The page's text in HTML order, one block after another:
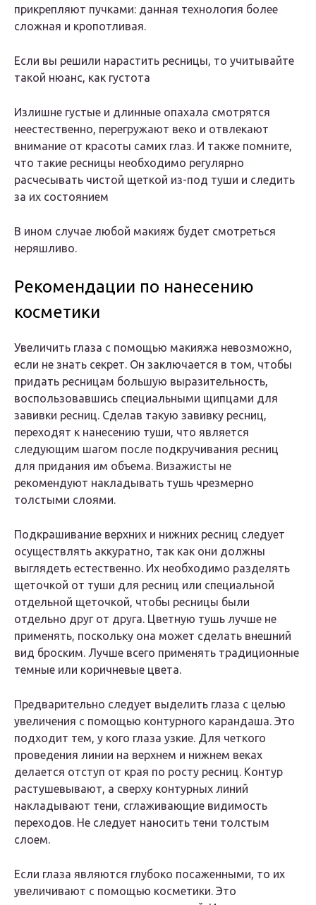
прикрепляют пучками: данная технология более
сложная и кропотливая.
Если вы решили нарастить ресницы, то учитывайте
такой нюанс, как густота
Излишне густые и длинные опахала смотрятся
неестественно, перегружают веко и отвлекают
внимание от красоты самих глаз. И также помните,
что такие ресницы необходимо регулярно
расчесывать чистой щеткой из-под туши и следить
за их состоянием
В ином случае любой макияж будет смотреться
неряшливо.
Рекомендации по нанесению
косметики
Увеличить глаза с помощью макияжа невозможно,
если не знать секрет. Он заключается в том, чтобы
придать ресницам большую выразительность,
воспользовавшись специальными щипцами для
завивки ресниц. Сделав такую завивку ресниц,
переходят к нанесению туши, что является
следующим шагом после подкручивания ресниц
для придания им объема. Визажисты не
рекомендуют накладывать тушь чрезмерно
толстыми слоями.
Подкрашивание верхних и нижних ресниц следует
осуществлять аккуратно, так как они должны
выглядеть естественно. Их необходимо разделять
щеточкой от туши для ресниц или специальной
отдельной щеточкой, чтобы ресницы были
отдельно друг от друга. Цветную тушь лучше не
применять, поскольку она может сделать внешний
вид броским. Лучше всего применять традиционные
темные или коричневые цвета.
Предварительно следует выделить глаза с целью
увеличения с помощью контурного карандаша. Это
подходит тем, у кого глаза узкие. Для четкого
проведения линии на верхнем и нижнем веках
делается отступ от края по росту ресниц. Контур
растушевывают, а сверху контурных линий
накладывают тени, сглаживающие видимость
переходов. Не следует наносить тени толстым
слоем.
Если глаза являются глубоко посаженными, то их
увеличивают с помощью косметики. Это